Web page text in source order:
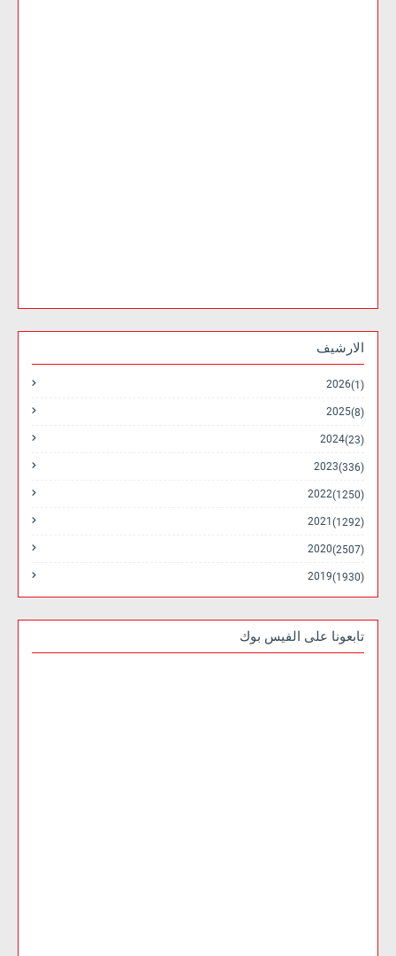
الارشيف
2026 (1)
2025 (8)
2024 (23)
2023 (336)
2022 (1250)
2021 (1292)
2020 (2507)
2019 (1930)
تابعونا على الفيس بوك